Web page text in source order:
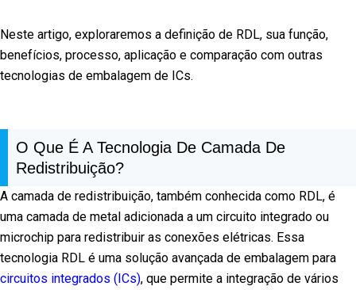
Neste artigo, exploraremos a definição de RDL, sua função,
benefícios, processo, aplicação e comparação com outras
tecnologias de embalagem de ICs.
O Que É A Tecnologia De Camada De
Redistribuição?
A camada de redistribuição, também conhecida como RDL, é
uma camada de metal adicionada a um circuito integrado ou
microchip para redistribuir as conexões elétricas. Essa
tecnologia RDL é uma solução avançada de embalagem para
circuitos integrados (ICs), que permite a integração de vários